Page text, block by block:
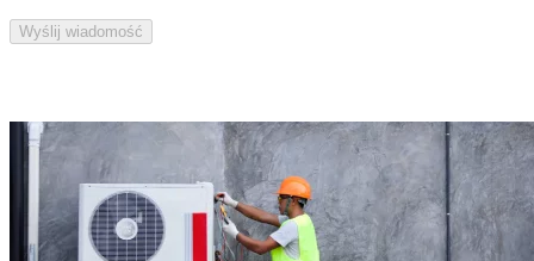
Wyślij wiadomość